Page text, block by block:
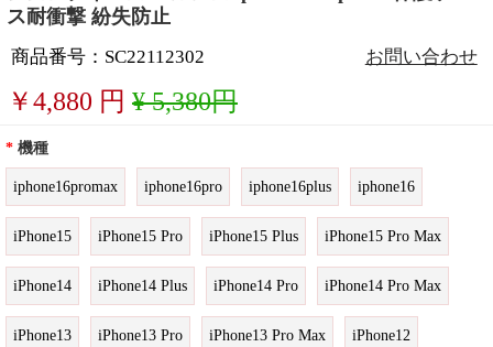
ス耐衝撃 紛失防止
商品番号：SC22112302 お問い合わせ
￥4,880 円 ¥ 5,380円
* 機種
iphone16promax iphone16pro iphone16plus iphone16
iPhone15 iPhone15 Pro iPhone15 Plus iPhone15 Pro Max
iPhone14 iPhone14 Plus iPhone14 Pro iPhone14 Pro Max
iPhone13 iPhone13 Pro iPhone13 Pro Max iPhone12